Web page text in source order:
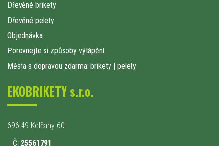
Dřevěné brikety
Dřevěné pelety
Objednávka
Porovnejte si způsoby výtápění
Města s dopravou zdarma: brikety | pelety
EKOBRIKETY s.r.o.
696 49 Kelčany 60
IČ: 25561791